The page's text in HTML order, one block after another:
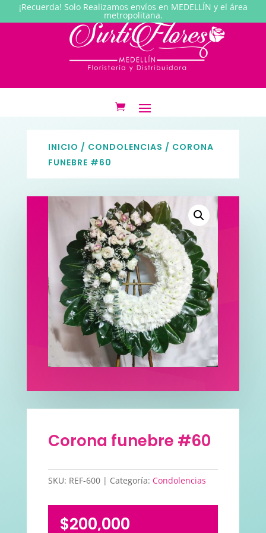
¡Recuerda! Solo Realizamos envíos en MEDELLÍN y el área
metropolitana.
INICIO / CONDOLENCIAS / CORONA
FUNEBRE #60
Corona funebre #60
SKU: REF-600 Categoría: Condolencias
$200,000